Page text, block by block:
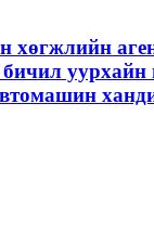
уурхайн